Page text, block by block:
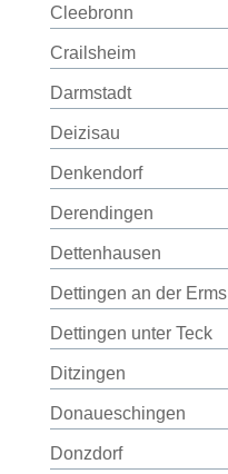
Cleebronn
Crailsheim
Darmstadt
Deizisau
Denkendorf
Derendingen
Dettenhausen
Dettingen an der Erms
Dettingen unter Teck
Ditzingen
Donaueschingen
Donzdorf